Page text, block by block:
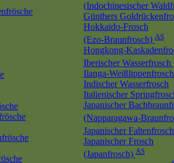
(Indochinesischer
Günthers
Hokkaido-Frosch
(Ezo-Braunfrosch) AS
Hongkong-
Iberischer Wasserfrosch
Ilanga-Weißlippenfrosch
Indischer Wasserfrosch
Italienischer
Japanischer
(Napparagawa-
Japanischer
Japanischer Frosch
(Japanfrosch) AS